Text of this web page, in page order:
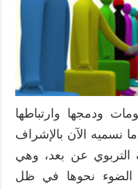
ودمجها وارتباطها
نسميه الآن بالإشراف
التربوي عن بعد، وهي
الضوء نحوها في ظل